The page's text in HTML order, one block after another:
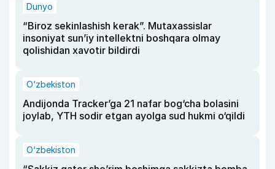
Dunyo
“Biroz sekinlashish kerak”. Mutaxassislar
insoniyat sun’iy intellektni boshqara olmay
qolishidan xavotir bildirdi
O‘zbekiston
Andijonda Tracker’ga 21 nafar bog‘cha bolasini
joylab, YTH sodir etgan ayolga sud hukmi o‘qildi
O‘zbekiston